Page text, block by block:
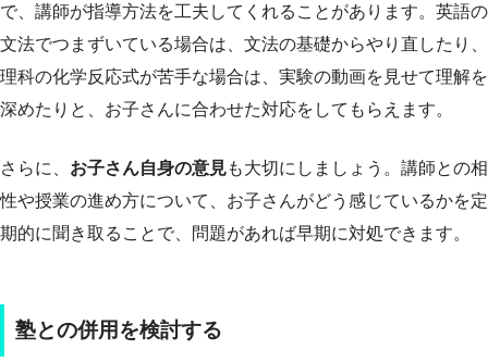
で、講師が指導方法を工夫してくれることがあります。英語の
文法でつまずいている場合は、文法の基礎からやり直したり、
理科の化学反応式が苦手な場合は、実験の動画を見せて理解を
深めたりと、お子さんに合わせた対応をしてもらえます。
さらに、 お子さん自身の意見も大切にしましょう。講師との相
性や授業の進め方について、お子さんがどう感じているかを定
期的に聞き取ることで、問題があれば早期に対処できます。
塾との併用を検討する